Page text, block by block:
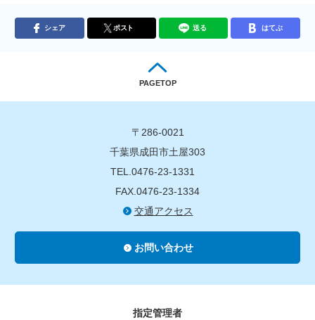
シェア ポスト 送る はてぶ
PAGETOP
〒286-0021
千葉県成田市土屋303
TEL.0476-23-1331
FAX.0476-23-1334
交通アクセス
お問い合わせ
指定管理者